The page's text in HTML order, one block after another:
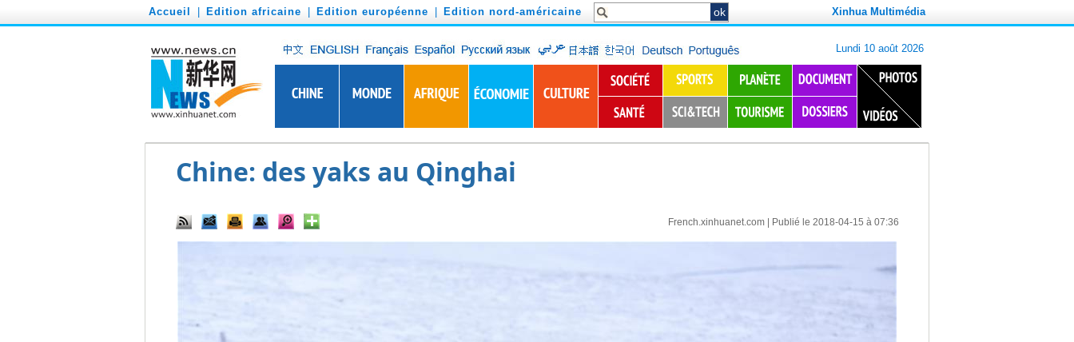
Accueil Edition africaine Edition européenne Edition nord-américaine Xinhua Multimédia
Chine: des yaks au Qinghai
French.xinhuanet.com| Publié le 2018-04-15 à 07:36